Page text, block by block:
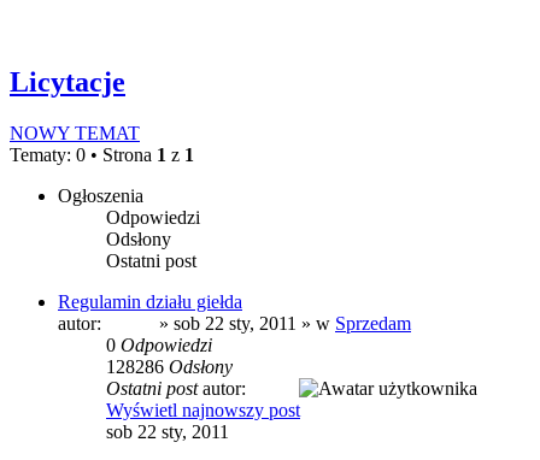
Licytacje
NOWY TEMAT
Tematy: 0 • Strona 1 z 1
Ogłoszenia
Odpowiedzi
Odsłony
Ostatni post
Regulamin działu giełda
autor:
» sob 22 sty, 2011 » w Sprzedam
0 Odpowiedzi
128286 Odsłony
Ostatni postautor:
Wyświetl najnowszy post
sob 22 sty, 2011